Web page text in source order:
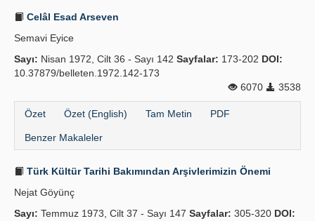
Celâl Esad Arseven
Semavi Eyice
Sayı: Nisan 1972, Cilt 36 - Sayı 142 Sayfalar: 173-202 DOI:
10.37879/belleten.1972.142-173
6070
3538
Özet Özet (English) Tam Metin PDF
Benzer Makaleler
Türk Kültür Tarihi Bakımından Arşivlerimizin Önemi
Nejat Göyünç
Sayı: Temmuz 1973, Cilt 37 - Sayı 147 Sayfalar: 305-320 DOI: